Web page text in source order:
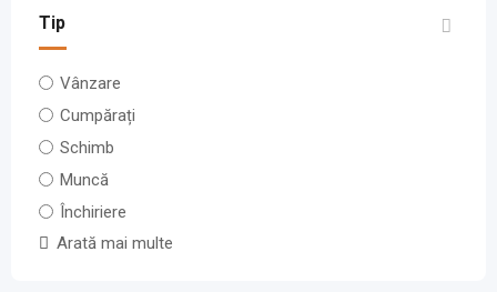
Tip
Vânzare
Cumpărați
Schimb
Muncă
Închiriere
Arată mai multe